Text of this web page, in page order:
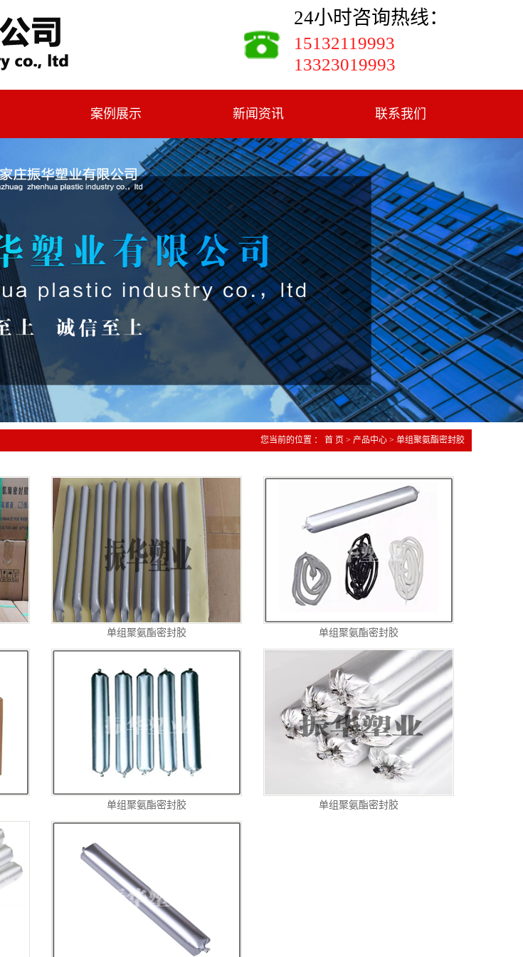
24小时咨询热线：
15132119993
13323019993
案例展示 新闻资讯 联系我们
您当前的位置 ： 首 页 > 产品中心 > 单组聚氨酯密封胶
单组聚氨酯密封胶 单组聚氨酯密封胶
单组聚氨酯密封胶 单组聚氨酯密封胶